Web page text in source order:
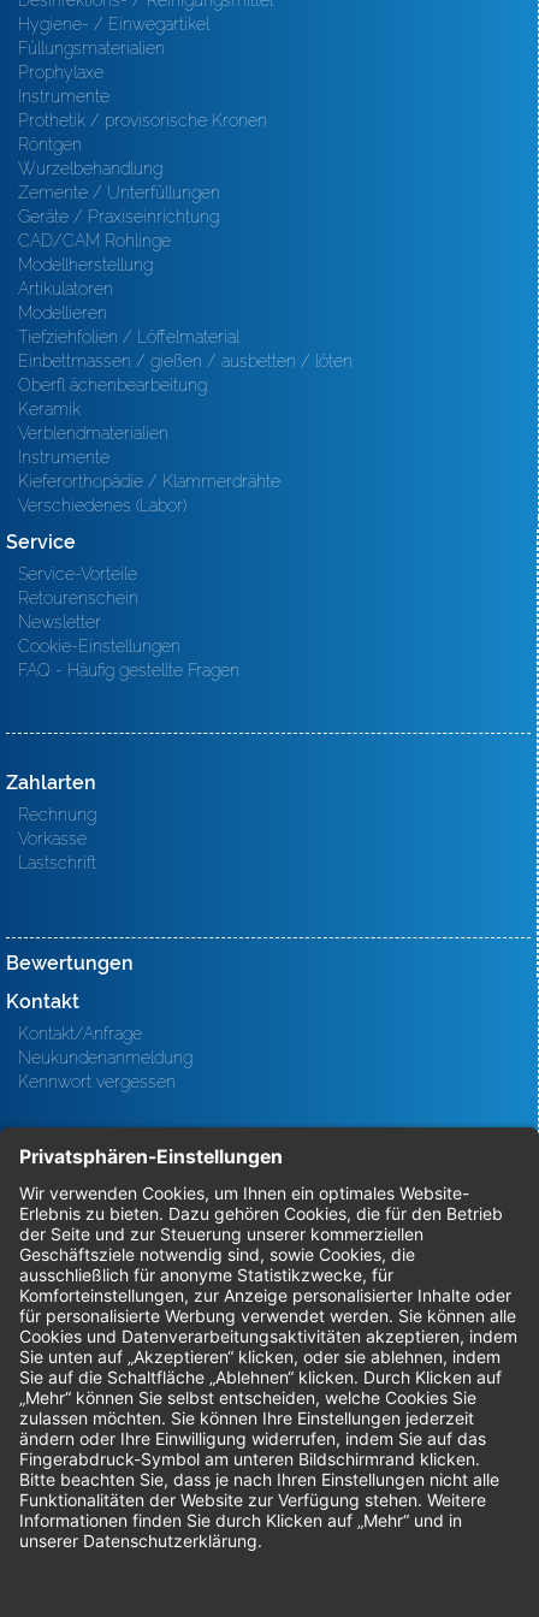
Hygiene- / Einwegartikel
Füllungsmaterialien
Prophylaxe
Instrumente
Prothetik / provisorische Kronen
Röntgen
Wurzelbehandlung
Zemente / Unterfüllungen
Geräte / Praxiseinrichtung
CAD/CAM Rohlinge
Modellherstellung
Artikulatoren
Modellieren
Tiefziehfolien / Löffelmaterial
Einbettmassen / gießen / ausbetten / löten
Oberfl ächenbearbeitung
Keramik
Verblendmaterialien
Instrumente
Kieferorthopädie / Klammerdrähte
Verschiedenes (Labor)
Service
Service-Vorteile
Retourenschein
Newsletter
Cookie-Einstellungen
FAQ - Häufig gestellte Fragen
Zahlarten
Rechnung
Vorkasse
Lastschrift
Bewertungen
Kontakt
Kontakt/Anfrage
Neukundenanmeldung
Kennwort vergessen
Bestellungen
Sendung verfolgen
Geprüfter Shop